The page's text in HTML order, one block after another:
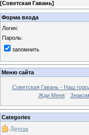
[Советская Гавань]
Форма входа
Логин:
Пароль:
запомнить
Меню сайта
Советская Гавань - Наш
Жди Меня
Categories
Другое